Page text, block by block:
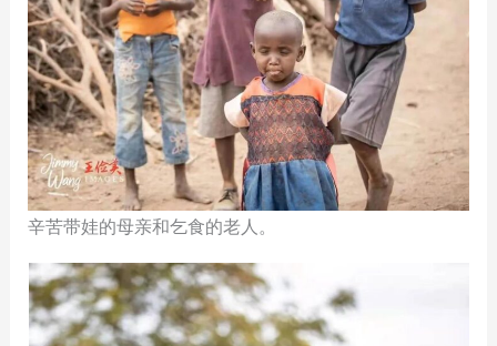
辛苦带娃的母亲和乞食的老人。